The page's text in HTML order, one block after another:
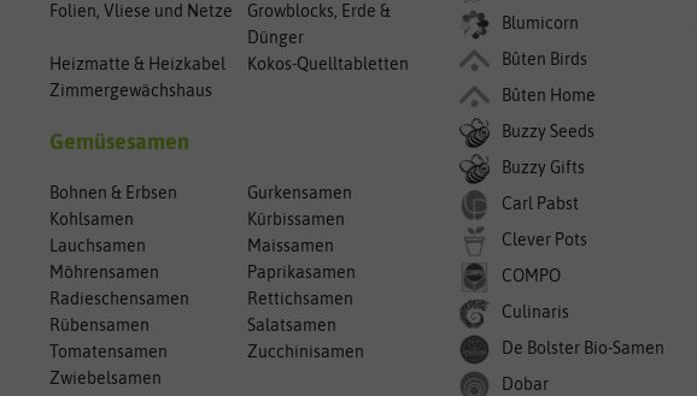
Folien, Vliese und Netze
Growblocks, Erde &
Dünger
Heizmatte & Heizkabel
Kokos-Quelltabletten
Zimmergewächshaus
Gemüsesamen
Bohnen & Erbsen
Gurkensamen
Kohlsamen
Kürbissamen
Lauchsamen
Maissamen
Möhrensamen
Paprikasamen
Radieschensamen
Rettichsamen
Rübensamen
Salatsamen
Tomatensamen
Zucchinisamen
Zwiebelsamen
Blumicorn
Bûten Birds
Bûten Home
Buzzy Seeds
Buzzy Gifts
Carl Pabst
Clever Pots
COMPO
Culinaris
De Bolster Bio-Samen
Dobar